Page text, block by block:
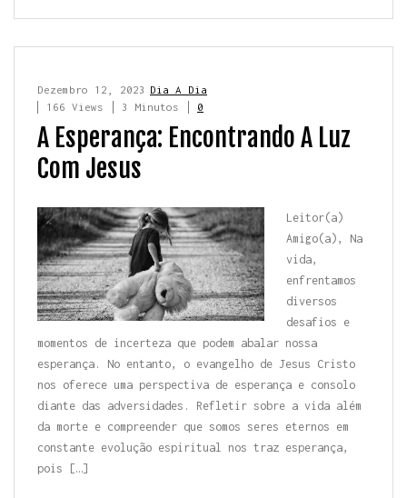
Dia A Dia
Dezembro 12, 2023
166 Views
3 Minutos 0
A Esperança: Encontrando A Luz
Com Jesus
Leitor(a)
Amigo(a), Na
vida,
enfrentamos
diversos
desafios e
momentos de incerteza que podem abalar nossa
esperança. No entanto, o evangelho de Jesus Cristo
nos oferece uma perspectiva de esperança e consolo
diante das adversidades. Refletir sobre a vida além
da morte e compreender que somos seres eternos em
constante evolução espiritual nos traz esperança,
pois […]